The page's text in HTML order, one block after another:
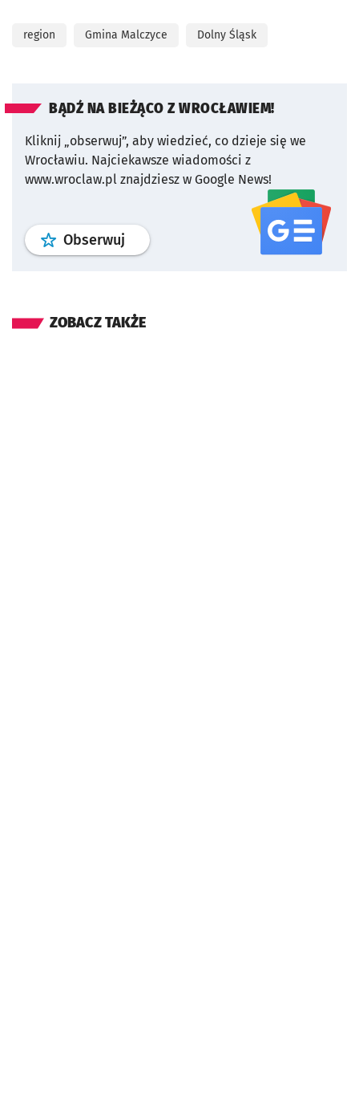
region Gmina Malczyce Dolny Śląsk
BĄDŹ NA BIEŻĄCO Z WROCŁAWIEM!
Kliknij „obserwuj”, aby wiedzieć, co dzieje się we
Wrocławiu. Najciekawsze wiadomości z
www.wroclaw.pl znajdziesz w Google News!
Obserwuj profil serwisu
ZOBACZ TAKŻE